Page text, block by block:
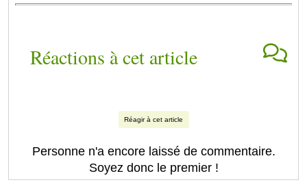
Réactions à cet article
Réagir à cet article
Personne n'a encore laissé de commentaire.
Soyez donc le premier !